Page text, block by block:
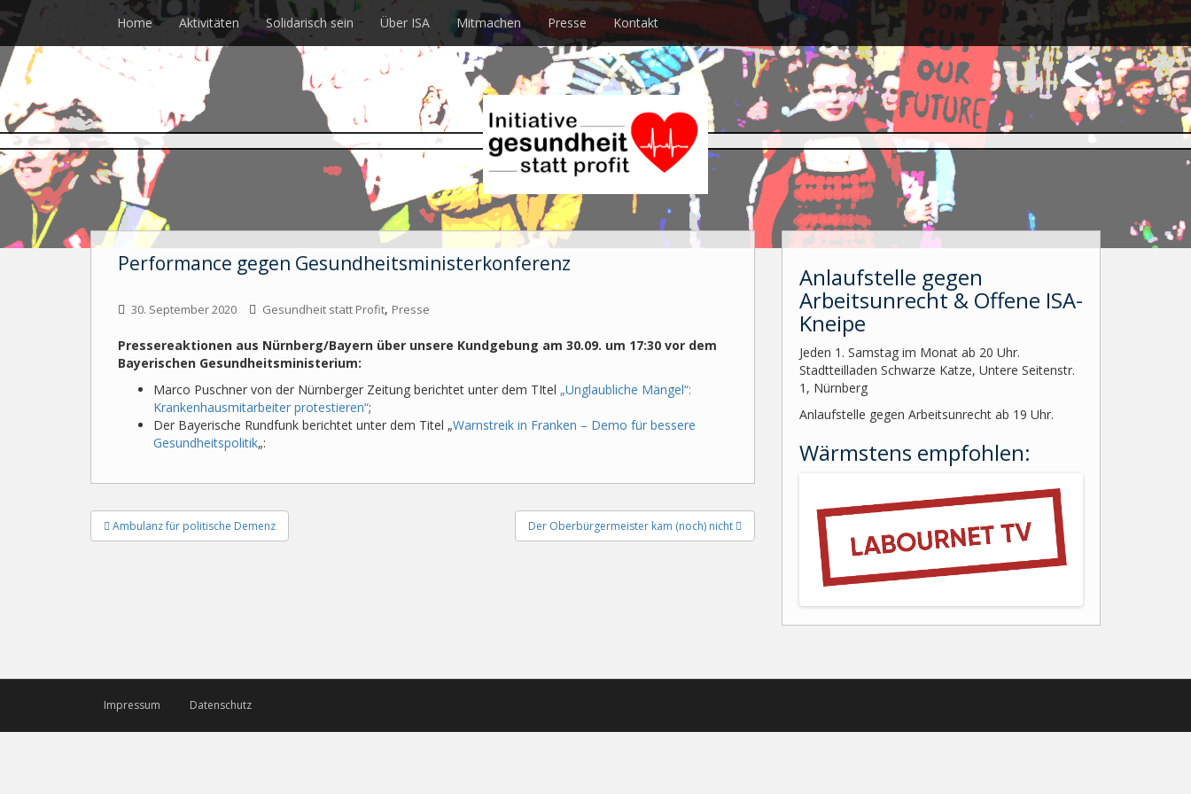
to
main
content
Home Aktivitäten Solidarisch sein Über ISA Mitmachen Presse Kontakt
Performance gegen Gesundheitsministerkonferenz
30. September 2020 Gesundheit statt Profit, Presse
Pressereaktionen aus Nürnberg/Bayern über unsere Kundgebung am 30.09. um 17:30 vor dem
Bayerischen Gesundheitsministerium:
Marco Puschner von der Nürnberger Zeitung berichtet unter dem TItel „Unglaubliche Mängel“:
Krankenhausmitarbeiter protestieren“;
Der Bayerische Rundfunk berichtet unter dem Titel „Warnstreik in Franken – Demo für bessere
Gesundheitspolitik„:
Beitragsnavigation
Ambulanz für politische Demenz Der Oberbürgermeister kam (noch) nicht
Anlaufstelle gegen
Arbeitsunrecht & Offene ISA-
Kneipe
Jeden 1. Samstag im Monat ab 20 Uhr.
Stadtteilladen Schwarze Katze, Untere Seitenstr.
1, Nürnberg
Anlaufstelle gegen Arbeitsunrecht ab 19 Uhr.
Wärmstens empfohlen:
Impressum Datenschutz